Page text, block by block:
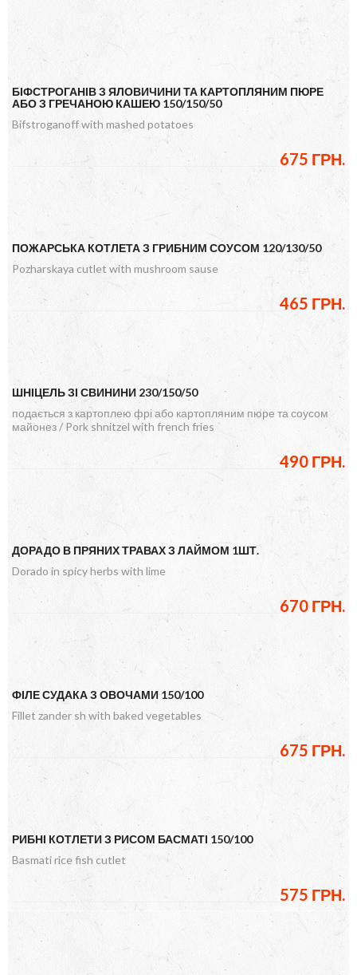
БІФСТРОГАНІВ З ЯЛОВИЧИНИ ТА КАРТОПЛЯНИМ ПЮРЕ
АБО З ГРЕЧАНОЮ КАШЕЮ 150/150/50
Bifstroganoff with mashed potatoes
675 ГРН.
ПОЖАРСЬКА КОТЛЕТА З ГРИБНИМ СОУСОМ 120/130/50
Pozharskaya cutlet with mushroom sause
465 ГРН.
ШНІЦЕЛЬ ЗІ СВИНИНИ 230/150/50
подається з картоплею фрі або картопляним пюре та соусом
майонез / Pork shnitzel with french fries
490 ГРН.
ДОРАДО В ПРЯНИХ ТРАВАХ З ЛАЙМОМ 1ШТ.
Dorado in spicy herbs with lime
670 ГРН.
ФІЛЕ СУДАКА З ОВОЧАМИ 150/100
Fillet zander sh with baked vegetables
675 ГРН.
РИБНІ КОТЛЕТИ З РИСОМ БАСМАТІ 150/100
Basmati rice fish cutlet
575 ГРН.